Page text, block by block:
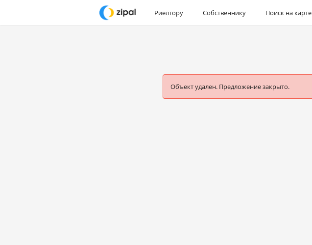
Риелтору Собственнику Поиск на карте
Объект удален. Предложение закрыто.